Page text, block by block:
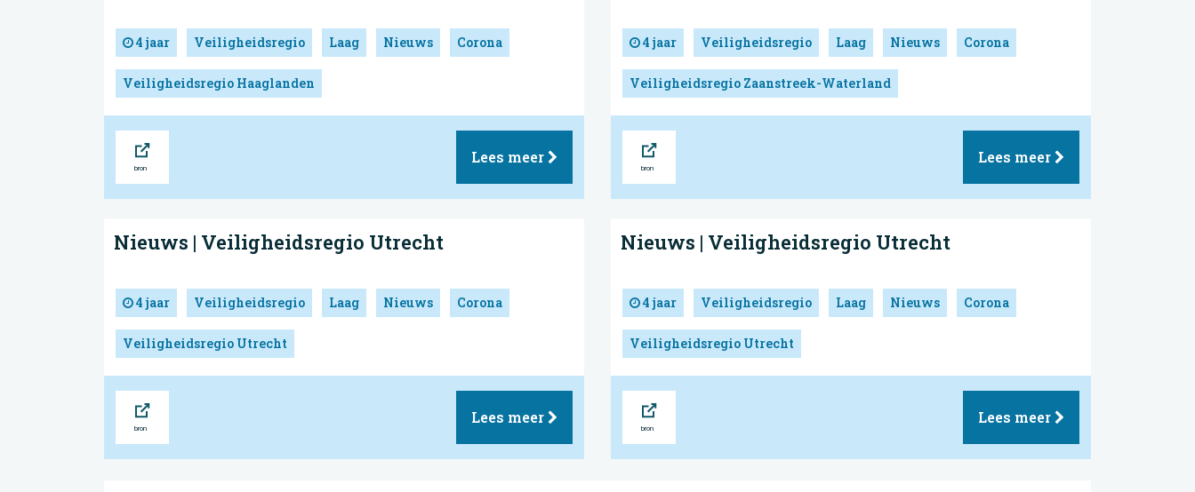
4 jaar Veiligheidsregio Laag Nieuws Corona
Veiligheidsregio Haaglanden
Lees meer
4 jaar Veiligheidsregio Laag Nieuws Corona
Veiligheidsregio Zaanstreek-Waterland
Lees meer
Nieuws | Veiligheidsregio Utrecht
4 jaar Veiligheidsregio Laag Nieuws Corona
Veiligheidsregio Utrecht
Lees meer
Nieuws | Veiligheidsregio Utrecht
4 jaar Veiligheidsregio Laag Nieuws Corona
Veiligheidsregio Utrecht
Lees meer